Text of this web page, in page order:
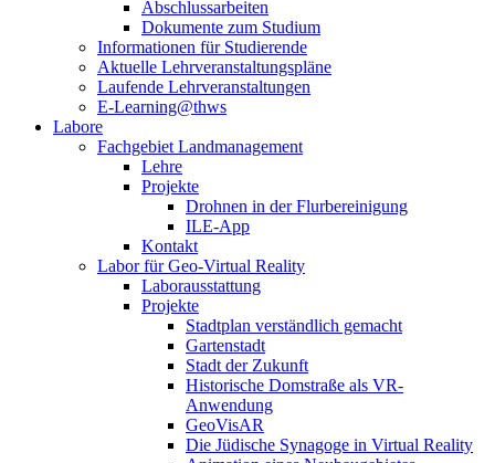
Abschlussarbeiten
Dokumente zum Studium
Informationen für Studierende
Aktuelle Lehrveranstaltungspläne
Laufende Lehrveranstaltungen
E-Learning@thws
Labore
Fachgebiet Landmanagement
Lehre
Projekte
Drohnen in der Flurbereinigung
ILE-App
Kontakt
Labor für Geo-Virtual Reality
Laborausstattung
Projekte
Stadtplan verständlich gemacht
Gartenstadt
Stadt der Zukunft
Historische Domstraße als VR-
Anwendung
GeoVisAR
Die Jüdische Synagoge in Virtual Reality